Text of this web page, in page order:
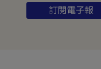
訂閱電子報